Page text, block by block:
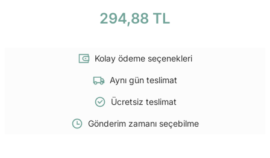
294,88 TL
Kolay ödeme seçenekleri
Aynı gün teslimat
Ücretsiz teslimat
Gönderim zamanı seçebilme